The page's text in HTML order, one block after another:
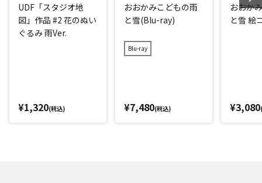
UDF「スタジオ地
図」作品 #2 花のぬい
ぐるみ 雨Ver.
¥1,320(税込)
おおかみこどもの雨
と雪(Blu-ray)
Blu-ray
¥7,480(税込)
おおか
と雪 絵
¥3,080